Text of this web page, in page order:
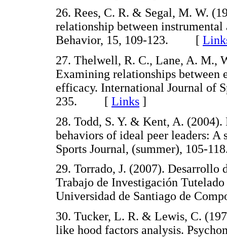
26. Rees, C. R. & Segal, M. W.
relationship between
Behavior, 15, 109-123. [
27. Thelwell, R. C., Lane, A. M.,
Examining relationships between
efficacy. International Journal of
235. [ Links ]
28. Todd, S. Y. & Kent, A.
behaviors of ideal peer leaders:
Sports Journal, (summer),
29. Torrado, J. (2007). Desarrollo
Trabajo de Investigación
Universidad de Santiago de
30. Tucker, L. R. & Lewis, C.
like hood factors analysis.